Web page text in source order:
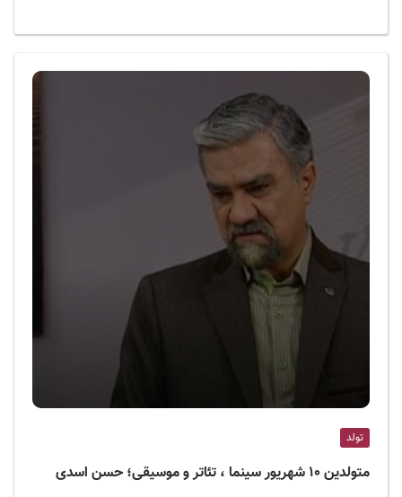
تولد
متولدین ۱۰ شهریور سینما ، تئاتر و موسیقی؛ حسن اسدی